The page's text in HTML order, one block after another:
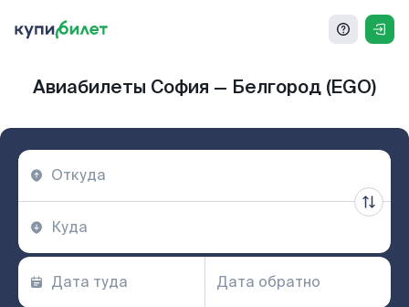
Авиабилеты София — Белгород (EGO)